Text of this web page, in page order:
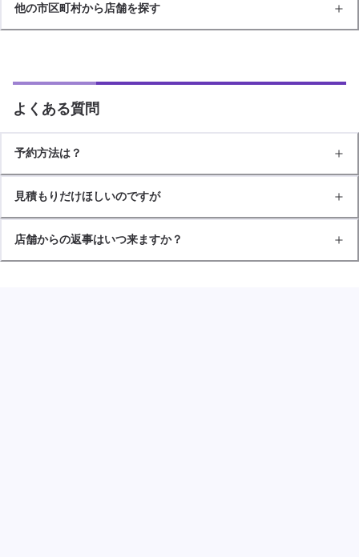
他の市区町村から店舗を探す
よくある質問
予約方法は？
見積もりだけほしいのですが
店舗からの返事はいつ来ますか？